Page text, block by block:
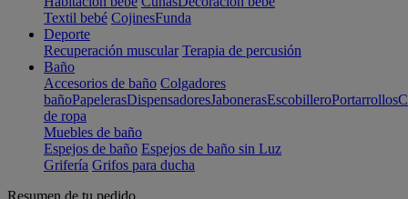
Textil bebé CojinesFunda
Deporte
Recuperación muscular Terapia de percusión
Baño
Accesorios de baño Colgadores
bañoPapelerasDispensadoresJabonerasEscobilleroPortarrollos
de ropa
Muebles de baño
Espejos de baño Espejos de baño sin Luz
Grifería Grifos para ducha
Resumen de tu pedido